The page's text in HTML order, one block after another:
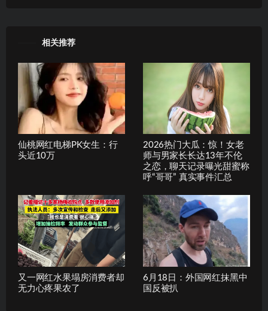
相关推荐
仙桃网红电梯PK女生：行
头近10万
2026热门大瓜：惊！女老
师与男家长长达13年不伦
之恋，聊天记录曝光甜蜜称
呼“哥哥” 真实事件汇总
又一网红水果塌房消费者却
无力心疼果农了
6月18日：外国网红抹黑中
国反被扒